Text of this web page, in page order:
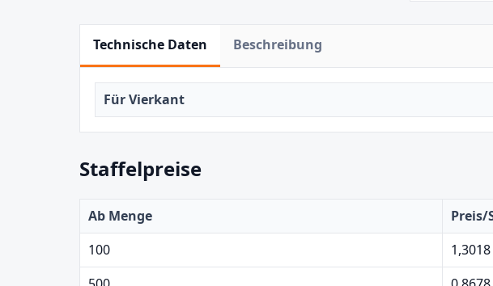
Technische Daten Beschreibung
Für Vierkant
Staffelpreise
Ab Menge
Preis/
100